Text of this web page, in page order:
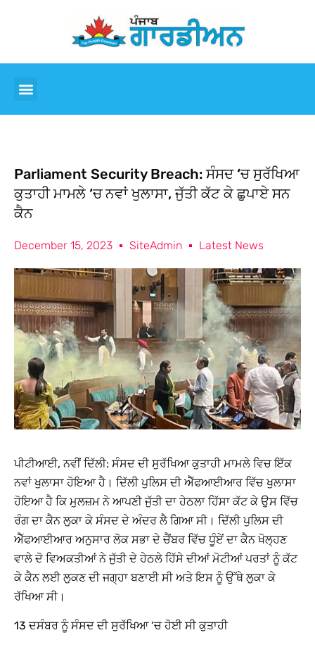
Parliament Security Breach: ਸੰਸਦ ‘ਚ ਸੁਰੱਖਿਆ
ਕੁਤਾਹੀ ਮਾਮਲੇ ‘ਚ ਨਵਾਂ ਖੁਲਾਸਾ, ਜੁੱਤੀ ਕੱਟ ਕੇ ਛੁਪਾਏ ਸਨ
ਕੈਨ
December 15, 2023 SiteAdmin Latest News
ਪੀਟੀਆਈ, ਨਵੀਂ ਦਿੱਲੀ: ਸੰਸਦ ਦੀ ਸੁਰੱਖਿਆ ਕੁਤਾਹੀ ਮਾਮਲੇ ਵਿਚ ਇੱਕ
ਨਵਾਂ ਖੁਲਾਸਾ ਹੋਇਆ ਹੈ। ਦਿੱਲੀ ਪੁਲਿਸ ਦੀ ਐੱਫਆਈਆਰ ਵਿੱਚ ਖੁਲਾਸਾ
ਹੋਇਆ ਹੈ ਕਿ ਮੁਲਜ਼ਮ ਨੇ ਆਪਣੀ ਜੁੱਤੀ ਦਾ ਹੇਠਲਾ ਹਿੱਸਾ ਕੱਟ ਕੇ ਉਸ ਵਿੱਚ
ਰੰਗ ਦਾ ਕੈਨ ਲੁਕਾ ਕੇ ਸੰਸਦ ਦੇ ਅੰਦਰ ਲੈ ਗਿਆ ਸੀ। ਦਿੱਲੀ ਪੁਲਿਸ ਦੀ
ਐੱਫਆਈਆਰ ਅਨੁਸਾਰ ਲੋਕ ਸਭਾ ਦੇ ਚੈਂਬਰ ਵਿੱਚ ਧੂੰਏਂ ਦਾ ਕੈਨ ਖੋਲ੍ਹਣ
ਵਾਲੇ ਦੋ ਵਿਅਕਤੀਆਂ ਨੇ ਜੁੱਤੀ ਦੇ ਹੇਠਲੇ ਹਿੱਸੇ ਦੀਆਂ ਮੋਟੀਆਂ ਪਰਤਾਂ ਨੂੰ ਕੱਟ
ਕੇ ਕੈਨ ਲਈ ਲੁਕਣ ਦੀ ਜਗ੍ਹਾ ਬਣਾਈ ਸੀ ਅਤੇ ਇਸ ਨੂੰ ਉੱਥੇ ਲੁਕਾ ਕੇ
ਰੱਖਿਆ ਸੀ।
13 ਦਸੰਬਰ ਨੂੰ ਸੰਸਦ ਦੀ ਸੁਰੱਖਿਆ ‘ਚ ਹੋਈ ਸੀ ਕੁਤਾਹੀ